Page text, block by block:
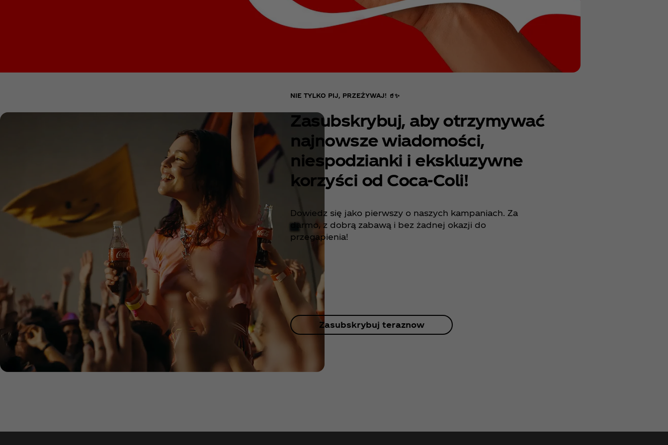
NIE TYLKO PIJ, PRZEŻYWAJ! 🥤✨
Zasubskrybuj, aby otrzymywać
najnowsze wiadomości,
niespodzianki i ekskluzywne
korzyści od Coca-Coli!
Dowiedz się jako pierwszy o naszych kampaniach. Za
darmo, z dobrą zabawą i bez żadnej okazji do
przegapienia!
Zasubskrybuj teraznow